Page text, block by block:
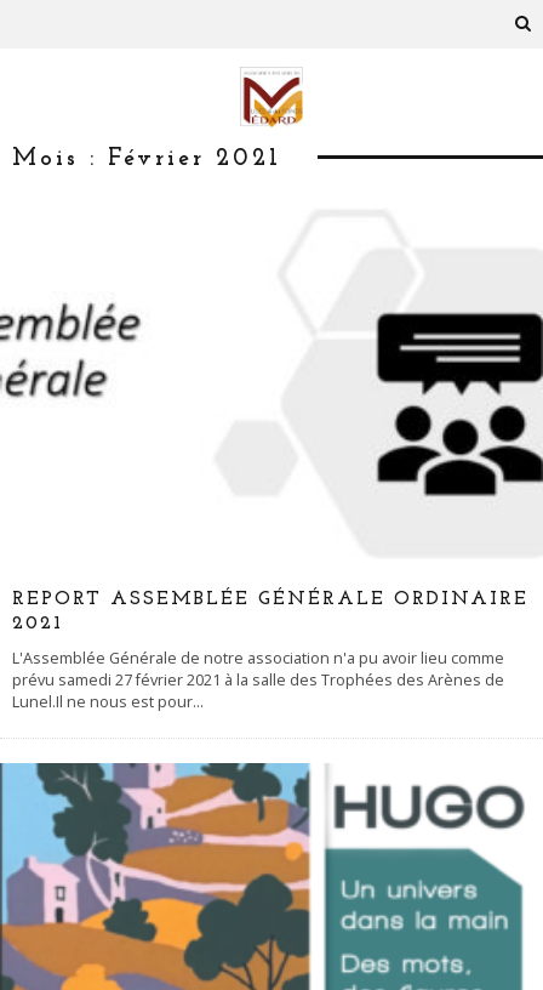
Mois : Février 2021
REPORT ASSEMBLÉE GÉNÉRALE ORDINAIRE
2021
L'Assemblée Générale de notre association n'a pu avoir lieu comme
prévu samedi 27 février 2021 à la salle des Trophées des Arènes de
Lunel.Il ne nous est pour...